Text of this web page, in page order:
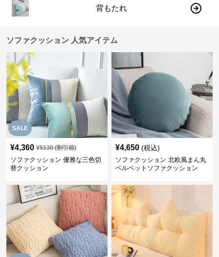
背もたれ
ソファクッション 人気アイテム
SALE
¥4,360 ¥5130(割引前)
ソファクッション 優雅な三色切
替クッション
¥4,650 (税込)
ソファクッション 北欧風まん丸
ベルベットソファクッション